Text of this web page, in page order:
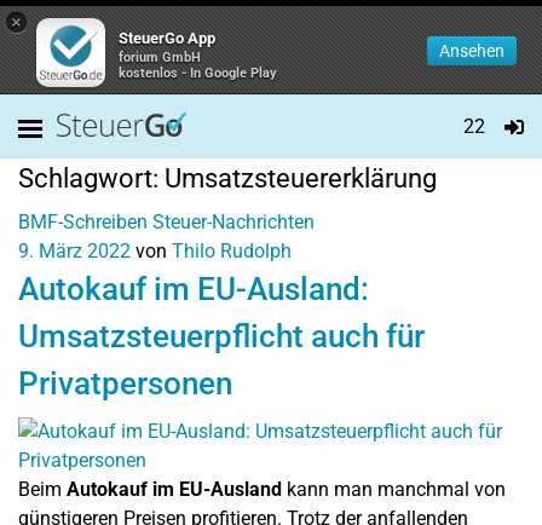
×
SteuerGo App
forium GmbH
kostenlos - In Google Play
Ansehen
22
Schlagwort: Umsatzsteuererklärung
BMF-Schreiben Steuer-Nachrichten
9. März 2022 von Thilo Rudolph
Autokauf im EU-Ausland:
Umsatzsteuerpflicht auch für
Privatpersonen
Beim Autokauf im EU-Ausland kann man manchmal von
günstigeren Preisen profitieren. Trotz der anfallenden